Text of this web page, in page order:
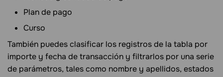
Plan de pago
Curso
También puedes clasificar los registros de la tabla por
importe y fecha de transacción y filtrarlos por una serie
de parámetros, tales como nombre y apellidos, estados